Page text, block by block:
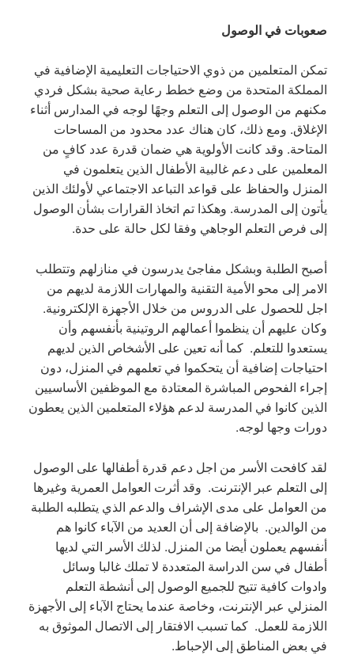
صعوبات في الوصول
تمكن المتعلمين من ذوي الاحتياجات التعليمية الإضافية في
المملكة المتحدة من وضع خطط رعاية صحية بشكل فردي
مكنهم من الوصول إلى التعلم وجهًا لوجه في المدارس أثناء
الإغلاق. ومع ذلك، كان هناك عدد محدود من المساحات
المتاحة. وقد كانت الأولوية هي ضمان قدرة عدد كافٍ من
المعلمين على دعم غالبية الأطفال الذين يتعلمون في
المنزل والحفاظ على قواعد التباعد الاجتماعي لأولئك الذين
يأتون إلى المدرسة. وهكذا تم اتخاذ القرارات بشأن الوصول
إلى فرص التعلم الوجاهي وفقا لكل حالة على حدة.
أصبح الطلبة وبشكل مفاجئ يدرسون في منازلهم وتتطلب
الامر إلى محو الأمية التقنية والمهارات اللازمة لديهم من
اجل للحصول على الدروس من خلال الأجهزة الإلكترونية.
وكان عليهم أن ينظموا أعمالهم الروتينية بأنفسهم وأن
يستعدوا للتعلم. كما أنه تعين على الأشخاص الذين لديهم
احتياجات إضافية أن يتحكموا في تعلمهم في المنزل، دون
إجراء الفحوص المباشرة المعتادة مع الموظفين الأساسيين
الذين كانوا في المدرسة لدعم هؤلاء المتعلمين الذين يعطون
دورات وجها لوجه.
لقد كافحت الأسر من اجل دعم قدرة أطفالها على الوصول
إلى التعلم عبر الإنترنت. وقد أثرت العوامل العمرية وغيرها
من العوامل على مدى الإشراف والدعم الذي يتطلبه الطلبة
من الوالدين. بالإضافة إلى أن العديد من الآباء كانوا هم
أنفسهم يعملون أيضا من المنزل. لذلك الأسر التي لديها
أطفال في سن الدراسة المتعددة لا تملك غالبا وسائل
وادوات كافية تتيح للجميع الوصول إلى أنشطة التعلم
المنزلي عبر الإنترنت، وخاصة عندما يحتاج الآباء إلى الأجهزة
اللازمة للعمل. كما تسبب الافتقار إلى الاتصال الموثوق به
في بعض المناطق إلى الإحباط.